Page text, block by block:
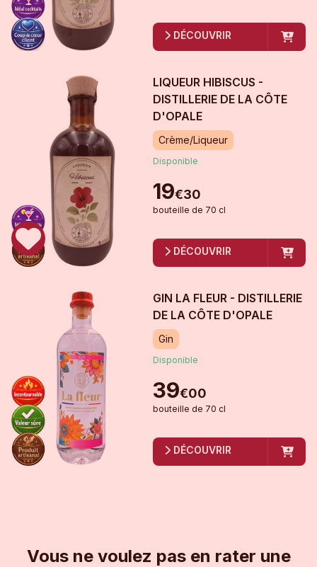
DÉCOUVRIR
LIQUEUR HIBISCUS -
DISTILLERIE DE LA CÔTE
D'OPALE
Crème/Liqueur
Disponible
19€30
bouteille de 70 cl
DÉCOUVRIR
GIN LA FLEUR - DISTILLERIE
DE LA CÔTE D'OPALE
Gin
Disponible
39€00
bouteille de 70 cl
DÉCOUVRIR
Vous ne voulez pas en rater une